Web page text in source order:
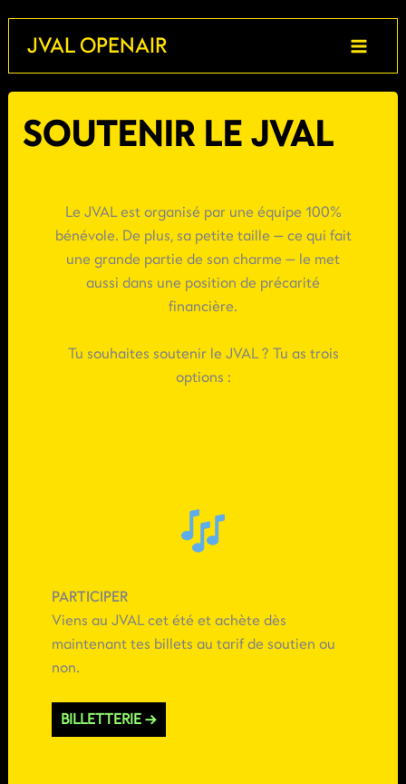
contenu
JVAL OPENAIR
SOUTENIR LE JVAL
Le JVAL est organisé par une équipe 100%
bénévole. De plus, sa petite taille — ce qui fait
une grande partie de son charme — le met
aussi dans une position de précarité
financière.
Tu souhaites soutenir le JVAL ? Tu as trois
options :
PARTICIPER
Viens au JVAL cet été et achète dès
maintenant tes billets au tarif de soutien ou
non.
BILLETTERIE →